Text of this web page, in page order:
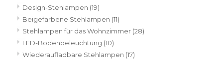
Design-Stehlampen (19)
Beigefarbene Stehlampen (11)
Stehlampen für das Wohnzimmer (28)
LED-Bodenbeleuchtung (10)
Wiederaufladbare Stehlampen (17)